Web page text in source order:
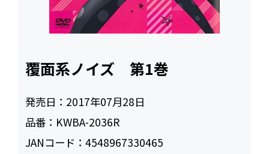
覆面系ノイズ 第1巻
発売日： 2017年07月28日
品番： KWBA-2036R
JANコード：4548967330465